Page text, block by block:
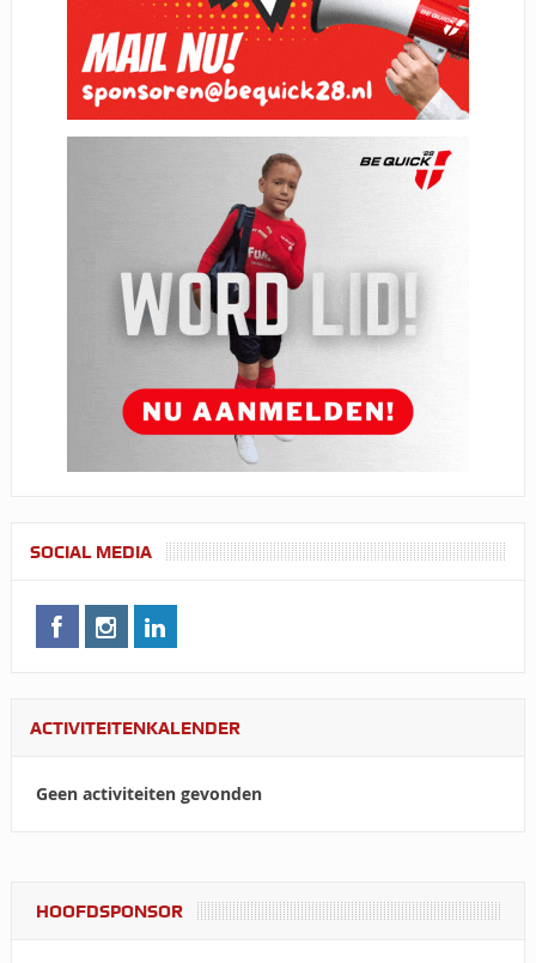
SOCIAL MEDIA
ACTIVITEITENKALENDER
Geen activiteiten gevonden
HOOFDSPONSOR